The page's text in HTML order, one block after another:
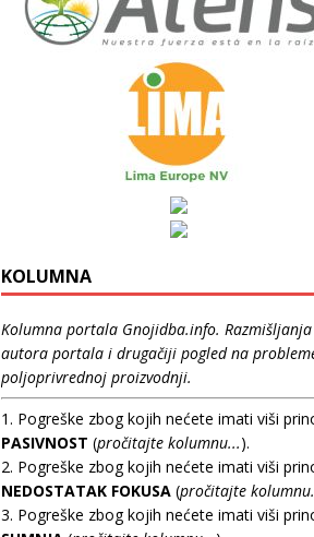
KOLUMNA
Kolumna portala Gnojidba.info. Razmišljanja
autora portala i drugačiji pogled na
poljoprivrednoj proizvodnji.
1. Pogreške zbog kojih nećete imati viši
PASIVNOST (pročitajte kolumnu...).
2. Pogreške zbog kojih nećete imati viši
NEDOSTATAK FOKUSA(pročitajte
3. Pogreške zbog kojih nećete imati viši